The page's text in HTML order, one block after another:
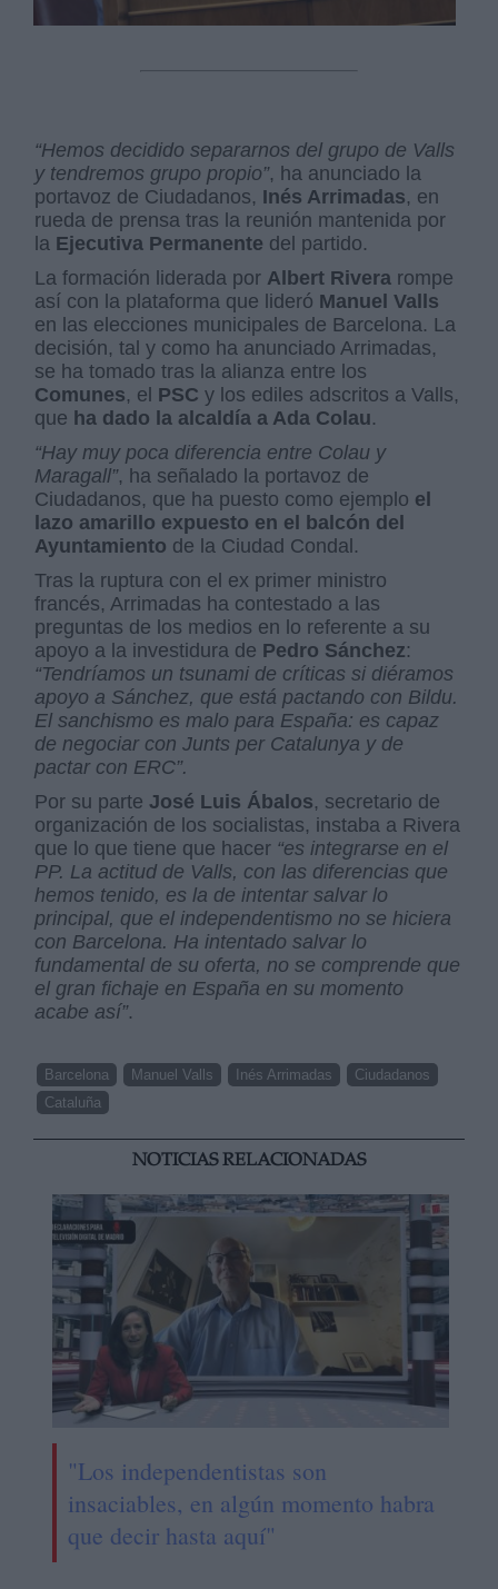
“Hemos decidido separarnos del grupo de Valls
y tendremos grupo propio”, ha anunciado la
portavoz de Ciudadanos, Inés Arrimadas, en
rueda de prensa tras la reunión mantenida por
la Ejecutiva Permanente del partido.
La formación liderada por Albert Rivera rompe
así con la plataforma que lideró Manuel Valls
en las elecciones municipales de Barcelona. La
decisión, tal y como ha anunciado Arrimadas,
se ha tomado tras la alianza entre los
Comunes, el PSC y los ediles adscritos a Valls,
que ha dado la alcaldía a Ada Colau.
“Hay muy poca diferencia entre Colau y
Maragall”, ha señalado la portavoz de
Ciudadanos, que ha puesto como ejemplo el
lazo amarillo expuesto en el balcón del
Ayuntamiento de la Ciudad Condal.
Tras la ruptura con el ex primer ministro
francés, Arrimadas ha contestado a las
preguntas de los medios en lo referente a su
apoyo a la investidura de Pedro Sánchez:
“Tendríamos un tsunami de críticas si diéramos
apoyo a Sánchez, que está pactando con Bildu.
El sanchismo es malo para España: es capaz
de negociar con Junts per Catalunya y de
pactar con ERC”.
Por su parte José Luis Ábalos, secretario de
organización de los socialistas, instaba a Rivera
que lo que tiene que hacer “es integrarse en el
PP. La actitud de Valls, con las diferencias que
hemos tenido, es la de intentar salvar lo
principal, que el independentismo no se hiciera
con Barcelona. Ha intentado salvar lo
fundamental de su oferta, no se comprende que
el gran fichaje en España en su momento
acabe así”.
Barcelona Manuel Valls Inés Arrimadas
Ciudadanos
Cataluña
NOTICIAS RELACIONADAS
"Los independentistas son
insaciables, en algún momento habra
que decir hasta aquí"